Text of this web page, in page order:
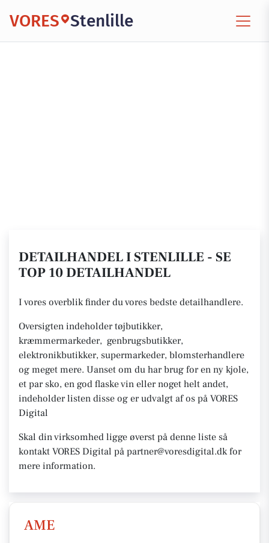
VORES Stenlille
DETAILHANDEL I STENLILLE - SE
TOP 10 DETAILHANDEL
I vores overblik finder du vores bedste detailhandlere.
Oversigten indeholder tøjbutikker,
kræmmermarkeder, genbrugsbutikker,
elektronikbutikker, supermarkeder, blomsterhandlere
og meget mere. Uanset om du har brug for en ny kjole,
et par sko, en god flaske vin eller noget helt andet,
indeholder listen disse og er udvalgt af os på VORES
Digital
Skal din virksomhed ligge øverst på denne liste så
kontakt VORES Digital på partner@voresdigital.dk for
mere information.
AME